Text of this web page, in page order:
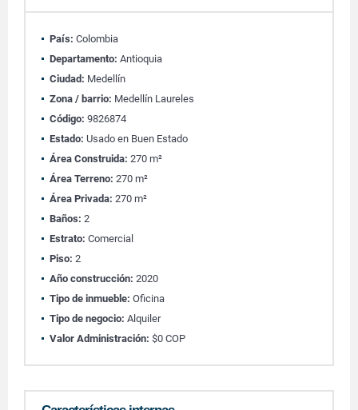
País: Colombia
Departamento: Antioquia
Ciudad: Medellín
Zona / barrio: Medellín Laureles
Código: 9826874
Estado: Usado en Buen Estado
Área Construida: 270 m²
Área Terreno: 270 m²
Área Privada: 270 m²
Baños: 2
Estrato: Comercial
Piso: 2
Año construcción: 2020
Tipo de inmueble: Oficina
Tipo de negocio: Alquiler
Valor Administración: $0 COP